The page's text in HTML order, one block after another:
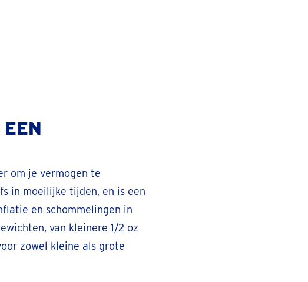
EEN
om je vermogen te
in moeilijke tijden, en is een
en schommelingen in
van kleinere 1/2 oz
zowel kleine als grote